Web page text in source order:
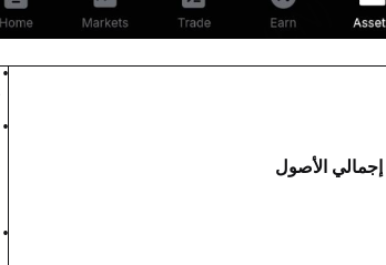
إجمالي الأصول